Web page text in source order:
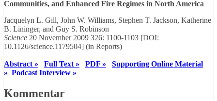
Communities, and Enhanced Fire Regimes in North America
Jacquelyn L. Gill, John W. Williams, Stephen T. Jackson, Katherine
B. Lininger, and Guy S. Robinson
Science 20 November 2009 326: 1100-1103 [DOI:
10.1126/science.1179504] (in Reports)
Abstract » Full Text » PDF »
Supporting Online Material
» Podcast Interview »
Kommentar